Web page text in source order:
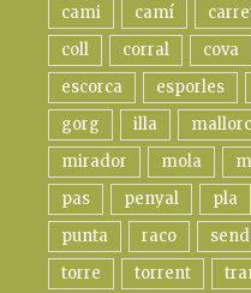
cami
camí
coll
corral cova
escorca
esporles
gorg
illa
mirador
mola
pas
penyal pla
punta
raco
torre
torrent